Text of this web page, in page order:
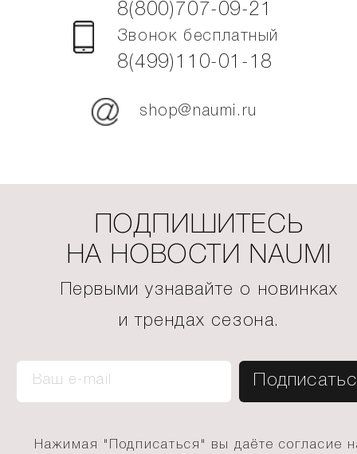
8(800)707-09-21
Звонок бесплатный
8(499)110-01-18
shop@naumi.ru
ПОДПИШИТЕСЬ
НА НОВОСТИ NAUMI
Первыми узнавайте о новинках
и трендах сезона.
Нажимая "Подписаться" вы даёте согласие